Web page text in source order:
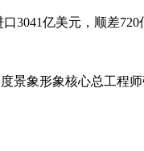
亿美元，顺差720
象形象核心总工程